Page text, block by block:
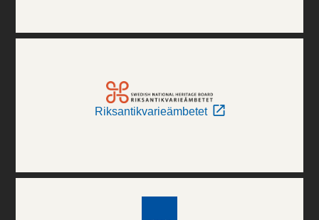
Riksantikvarieämbetet